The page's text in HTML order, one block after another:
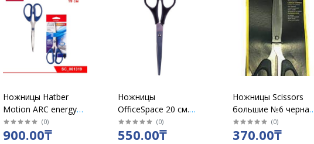
Ножницы Hatber
Motion ARC energy
19 см / 061319
(0)
900.00₸
Ножницы
OfficeSpace 20 см.
нержавеющая сталь
в чехле/6714
(0)
550.00₸
Ножницы Scissors
большие №6 черная
ручка
(0)
370.00₸